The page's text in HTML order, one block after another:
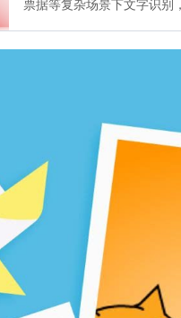
票据等复杂场景下文字识别